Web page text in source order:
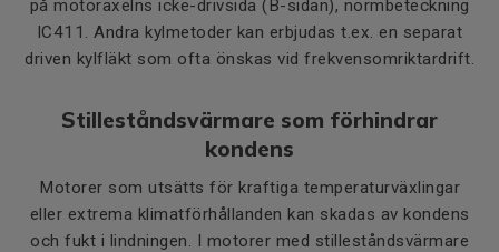
på motoraxelns icke-drivsida (B-sidan), normbeteckning
IC411. Andra kylmetoder kan erbjudas t.ex. en separat
driven kylfläkt som ofta önskas vid frekvensomriktardrift.
Stilleståndsvärmare som förhindrar
kondens
Motorer som utsätts för kraftiga temperaturväxlingar
eller extrema klimatförhållanden kan skadas av kondens
och fukt i lindningen. I motorer med stilleståndsvärmare